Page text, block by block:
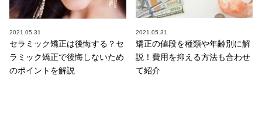
2021.05.31
セラミック矯正は後悔する？セ
ラミック矯正で後悔しないため
のポイントを解説
2021.05.31
矯正の値段を種類や年齢別に解
説！費用を抑える方法も合わせ
て紹介